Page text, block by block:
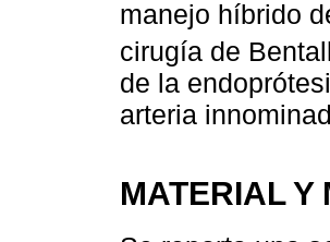
manejo híbrido
cirugía de
de la
arteria
MATERIAL Y